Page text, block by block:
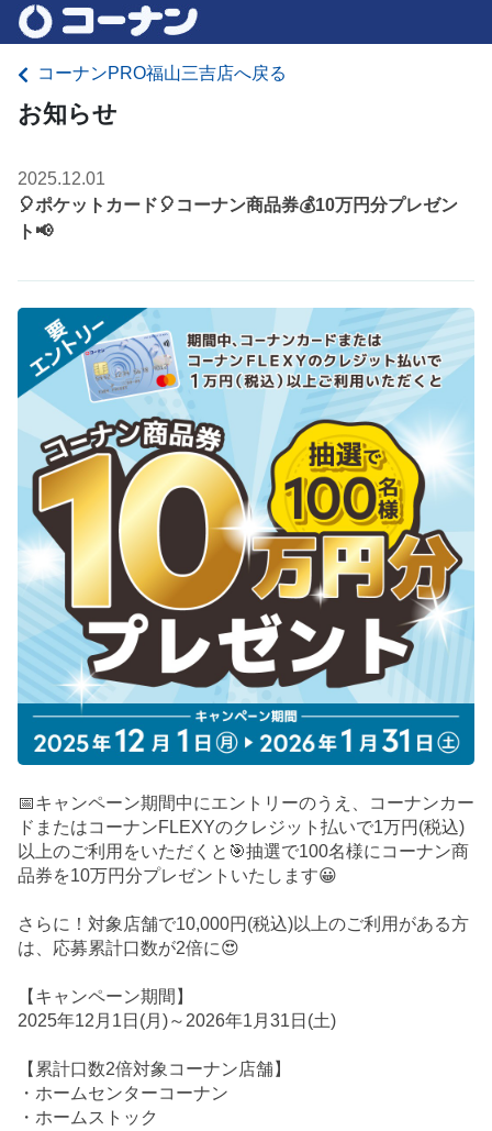
コーナンPRO福山三吉店へ戻る
お知らせ
2025.12.01
🎈ポケットカード🎈コーナン商品券💰10万円分プレゼン
ト📢
📅キャンペーン期間中にエントリーのうえ、コーナンカー
ドまたはコーナンFLEXYのクレジット払いで1万円(税込)
以上のご利用をいただくと🎯抽選で100名様にコーナン商
品券を10万円分プレゼントいたします😀
さらに！対象店舗で10,000円(税込)以上のご利用がある方
は、応募累計口数が2倍に😍
【キャンペーン期間】
2025年12月1日(月)～2026年1月31日(土)
【累計口数2倍対象コーナン店舗】
・ホームセンターコーナン
・ホームストック